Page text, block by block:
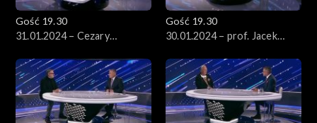
Gość 19.30
31.01.2024 – Cezary
Gość 19.30
30.01.2024 – prof. Jacek